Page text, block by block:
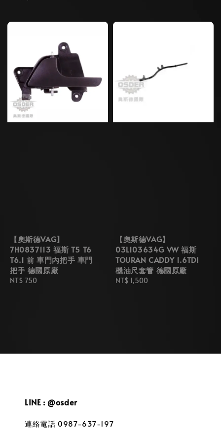
【奧斯德VAG】
7H0837113 福斯 T5 T6
T6.1 前 車門內把手 車門
把手 德國原廠
Regular
NT$ 750
【奧斯德VAG】
03L103634G VW 福斯
TOURAN CADDY 1.6TDI
機油尺套管 德國原廠
Regular
NT$ 1,500
LINE : @osder
連絡電話 0987-637-197